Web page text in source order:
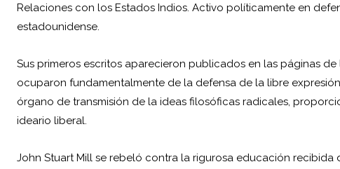
Relaciones con los Estados Indios. Activo políticamente en
estadounidense.
Sus primeros escritos aparecieron publicados en las páginas
ocuparon fundamentalmente de la defensa de la libre
órgano de transmisión de la ideas filosóficas radicales,
ideario liberal.
John Stuart Mill se rebeló contra la rigurosa educación recibida